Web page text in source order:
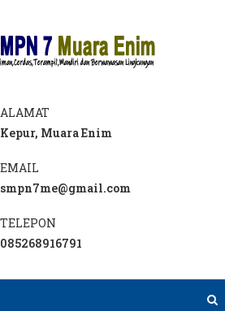
Kepur, Muara Enim
smpn7me@gmail.com
085268916791